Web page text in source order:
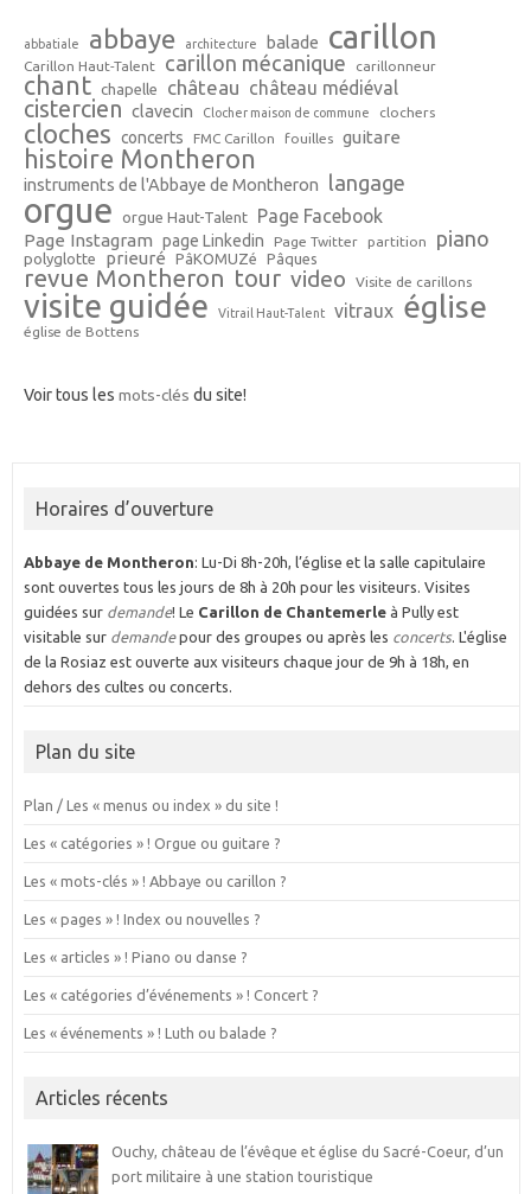
abbatiale abbaye architecture balade carillon
Carillon Haut-Talent carillon mécanique carillonneur
chant chapelle château château médiéval
cistercien clavecin Clocher maison de commune clochers
cloches concerts FMC Carillon fouilles guitare
histoire Montheron
instruments de l'Abbaye de Montheron langage
orgue orgue Haut-Talent Page Facebook
Page Instagram page Linkedin Page Twitter partition piano
polyglotte prieuré PâKOMUZé Pâques
revue Montheron tour video Visite de carillons
visite guidée Vitrail Haut-Talent vitraux église
église de Bottens
Voir tous les mots-clés du site!
Horaires d’ouverture
Abbaye de Montheron: Lu-Di 8h-20h, l’église et la salle capitulaire
sont ouvertes tous les jours de 8h à 20h pour les visiteurs. Visites
guidées sur demande! Le Carillon de Chantemerleà Pully est
visitable sur demandepour des groupes ou après les concerts. L'église
de la Rosiaz est ouverte aux visiteurs chaque jour de 9h à 18h, en
dehors des cultes ou concerts.
Plan du site
Plan / Les « menus ou index » du site !
Les « catégories » ! Orgue ou guitare ?
Les « mots-clés » ! Abbaye ou carillon ?
Les « pages » ! Index ou nouvelles ?
Les « articles » ! Piano ou danse ?
Les « catégories d’événements » ! Concert ?
Les « événements » ! Luth ou balade ?
Articles récents
Ouchy, château de l’évêque et église du Sacré-Coeur, d’un
port militaire à une station touristique